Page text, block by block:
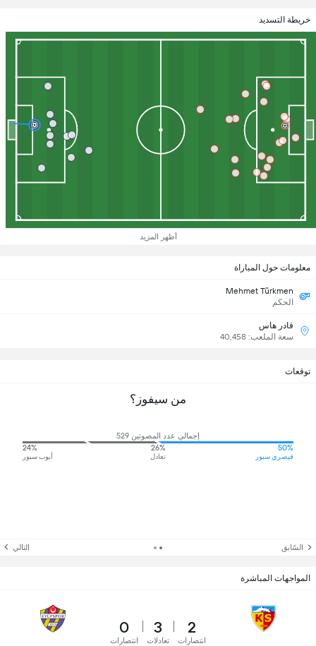
خريطة التسديد
أظهر المزيد
معلومات حول المباراة
Mehmet Türkmen
الحكم
قادر هاس
سعة الملعب: 40,458
توقعات
من سيفوز؟
إجمالي عدد المصوتين 529
50%
قيصري سبور
26%
تعادل
24%
أيوب سبور
السّابق التالي
المواجهات المباشرة
2
انتصارات
3
تعادلات
0
انتصارات